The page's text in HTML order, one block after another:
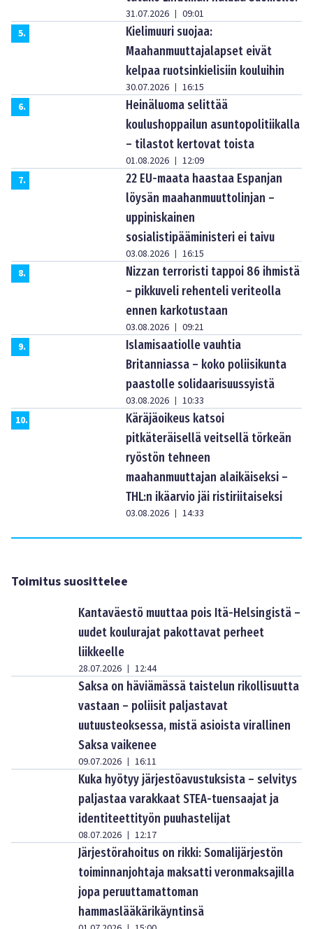
31.07.2026 | 09:01
5.
Kielimuuri suojaa:
Maahanmuuttajalapset eivät
kelpaa ruotsinkielisiin kouluihin
30.07.2026 | 16:15
6.
Heinäluoma selittää
koulushoppailun asuntopolitiikalla
– tilastot kertovat toista
01.08.2026 | 12:09
7.
22 EU-maata haastaa Espanjan
löysän maahanmuuttolinjan –
uppiniskainen
sosialistipääministeri ei taivu
03.08.2026 | 16:15
8.
Nizzan terroristi tappoi 86 ihmistä
– pikkuveli rehenteli veriteolla
ennen karkotustaan
03.08.2026 | 09:21
9.
Islamisaatiolle vauhtia
Britanniassa – koko poliisikunta
paastolle solidaarisuussyistä
03.08.2026 | 10:33
10.
Käräjäoikeus katsoi
pitkäteräisellä veitsellä törkeän
ryöstön tehneen
maahanmuuttajan alaikäiseksi –
THL:n ikäarvio jäi ristiriitaiseksi
03.08.2026 | 14:33
Toimitus suosittelee
Kantaväestö muuttaa pois Itä-Helsingistä –
uudet koulurajat pakottavat perheet
liikkeelle
28.07.2026 | 12:44
Saksa on häviämässä taistelun rikollisuutta
vastaan – poliisit paljastavat
uutuusteoksessa, mistä asioista virallinen
Saksa vaikenee
09.07.2026 | 16:11
Kuka hyötyy järjestöavustuksista – selvitys
paljastaa varakkaat STEA-tuensaajat ja
identiteettityön puuhastelijat
08.07.2026 | 12:17
Järjestörahoitus on rikki: Somalijärjestön
toiminnanjohtaja maksatti veronmaksajilla
jopa peruuttamattoman
hammaslääkärikäyntinsä